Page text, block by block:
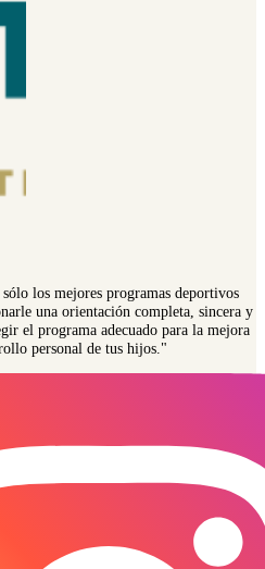
los mejores programas deportivos
una orientación completa, sincera y
el programa adecuado para la mejora
personal de tus hijos."